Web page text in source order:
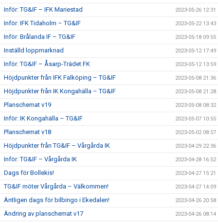
Inför: TG&IF – IFK Mariestad 2023-05-26 12:31
Inför: IFK Tidaholm – TG&IF 2023-05-22 13:43
Inför: Brålanda IF – TG&IF 2023-05-18 09:55
Inställd loppmarknad 2023-05-12 17:49
Inför: TG&IF – Åsarp-Trädet FK 2023-05-12 13:59
Höjdpunkter från IFK Falköping – TG&IF 2023-05-08 21:36
Höjdpunkter från IK Kongahälla – TG&IF 2023-05-08 21:28
Planschemat v19 2023-05-08 08:32
Inför: IK Kongahälla – TG&IF 2023-05-07 10:55
Planschemat v18 2023-05-02 08:57
Höjdpunkter från TG&IF – Vårgårda IK 2023-04-29 22:36
Inför: TG&IF – Vårgårda IK 2023-04-28 16:52
Dags för Bollekis! 2023-04-27 15:21
TG&IF möter Vårgårda – Välkommen! 2023-04-27 14:09
Äntligen dags för bilbingo i Ekedalen! 2023-04-26 20:58
Ändring av planschemat v17 2023-04-26 08:14